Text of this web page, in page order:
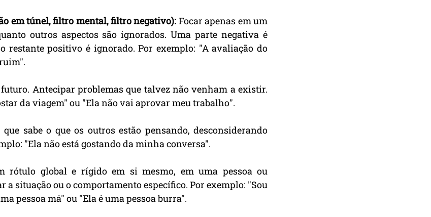
em túnel, filtro mental, filtro negativo): Focar apenas em um
outros aspectos são ignorados. Uma parte negativa é
restante positivo é ignorado. Por exemplo: "A avaliação do
Antecipar problemas que talvez não venham a existir.
da viagem" ou "Ela não vai aprovar meu trabalho".
sabe o que os outros estão pensando, desconsiderando
"Ela não está gostando da minha conversa".
rótulo global e rígido em si mesmo, em uma pessoa ou
a situação ou o comportamento específico. Por exemplo: "Sou
pessoa má" ou "Ela é uma pessoa burra".